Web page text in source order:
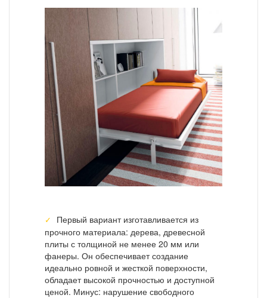
Первый вариант изготавливается из
прочного материала: дерева, древесной
плиты с толщиной не менее 20 мм или
фанеры. Он обеспечивает создание
идеально ровной и жесткой поверхности,
обладает высокой прочностью и доступной
ценой. Минус: нарушение свободного